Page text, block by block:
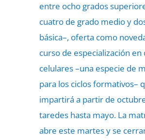
entre ocho grados
cuatro de grado medio y
básica–, oferta como
curso de especialización en
celulares –una especie de
para los ciclos formativos–
impartirá a partir de
taredes hasta mayo. La
abre este martes y se